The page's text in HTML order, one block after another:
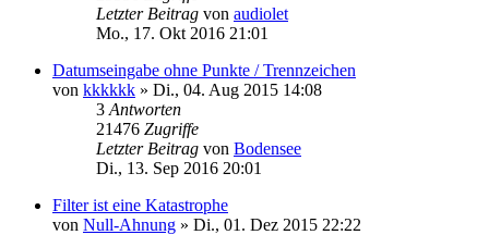
Letzter Beitrag von audiolet
Mo., 17. Okt 2016 21:01
Datumseingabe ohne Punkte / Trennzeichen
von kkkkkk » Di., 04. Aug 2015 14:08
3 Antworten
21476 Zugriffe
Letzter Beitrag von Bodensee
Di., 13. Sep 2016 20:01
Filter ist eine Katastrophe
von Null-Ahnung » Di., 01. Dez 2015 22:22